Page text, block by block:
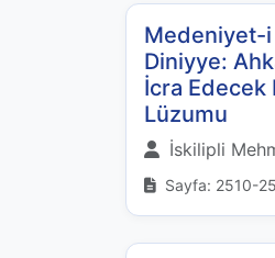
Medeniyet-i
Diniyye:
İcra Edecek
Lüzumu
İskilipli
Sayfa: 2510-